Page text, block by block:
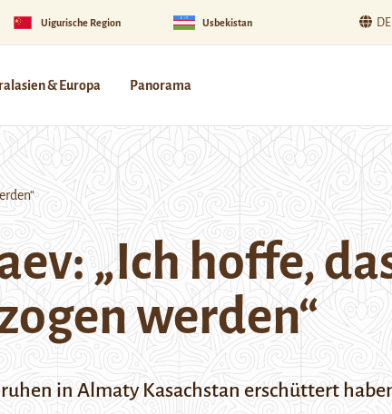
Uigurische Region Usbekistan DE
& Europa Panorama
„Ich hoffe,
werden“
in Almaty Kasachstan erschüttert